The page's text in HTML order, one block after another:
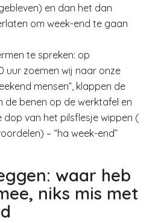
en dan het dan
om week-end te gaan
te spreken: op
uur zoemen wij naar onze
mensen”, klappen de
de benen op de werktafel en
dop van het pilsflesje wippen (
– “ha week-end”
waar heb
niks mis met